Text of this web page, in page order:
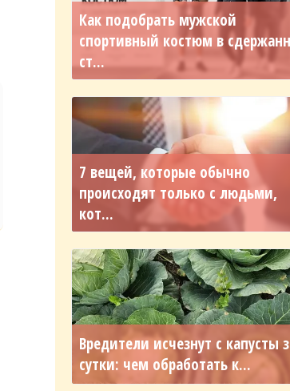
Как подобрать мужской
спортивный костюм в
ст...
7 вещей, которые обычно
происходят только с людьми,
кот...
Вредители исчезнут с капусты
сутки: чем обработать к...